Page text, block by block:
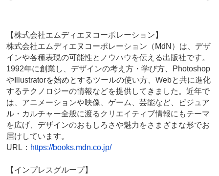
【株式会社エムディエヌコーポレーション】
株式会社エムディエヌコーポレーション（MdN）は、デザ
インや各種表現の可能性とノウハウを伝える出版社です。
1992年に創業し、デザインの考え方・学び方、Photoshop
やIllustratorを始めとするツールの使い方、Webと共に進化
するテクノロジーの情報などを提供してきました。近年で
は、アニメーションや映像、ゲーム、芸能など、ビジュア
ル・カルチャー全般に渡るクリエイティブ情報にもテーマ
を広げ、デザインのおもしろさや魅力をさまざまな形でお
届けしています。
URL： https://books.mdn.co.jp/
【インプレスグループ】